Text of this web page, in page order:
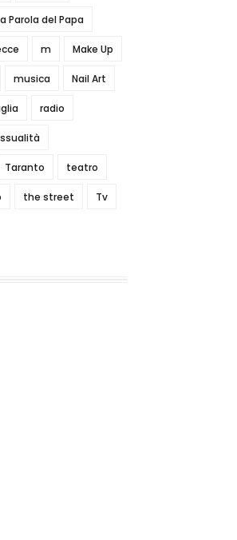
Parola del Papa
m Make Up
musica Nail Art
radio
Taranto teatro
the street Tv